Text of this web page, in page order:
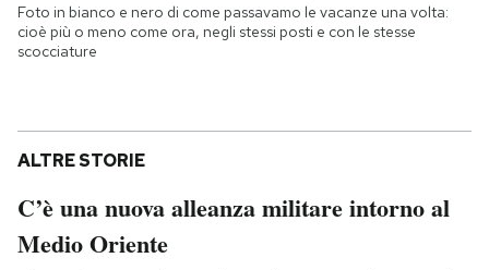
Foto in bianco e nero di come passavamo le vacanze una volta:
cioè più o meno come ora, negli stessi posti e con le stesse
scocciature
ALTRE STORIE
C’è una nuova alleanza militare intorno al
Medio Oriente